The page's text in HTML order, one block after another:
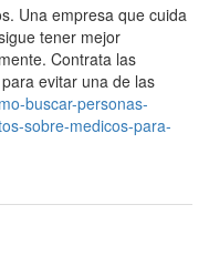
Una empresa que cuida
tener mejor
Contrata las
evitar una de las
buscar-personas-
sobre-medicos-para-